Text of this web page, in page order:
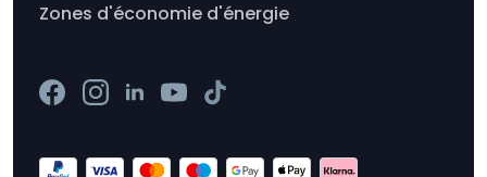
Zones d'économie d'énergie